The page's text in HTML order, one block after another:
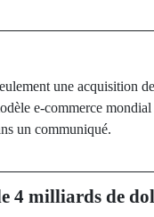
une acquisition
e-commerce mondial
un communiqué.
4 milliards de